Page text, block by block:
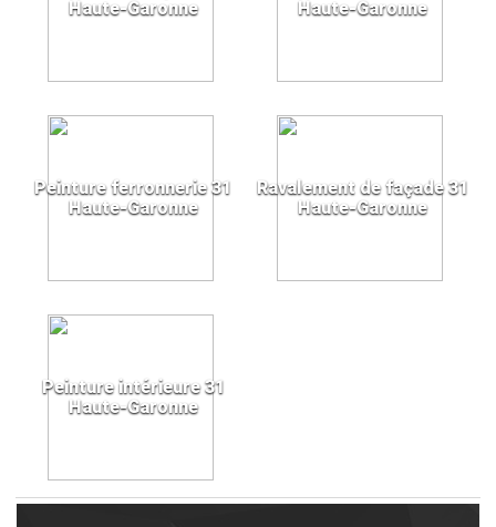
Haute-Garonne
Haute-Garonne
Peinture ferronnerie 31
Haute-Garonne
Ravalement de façade 31
Haute-Garonne
Peinture intérieure 31
Haute-Garonne